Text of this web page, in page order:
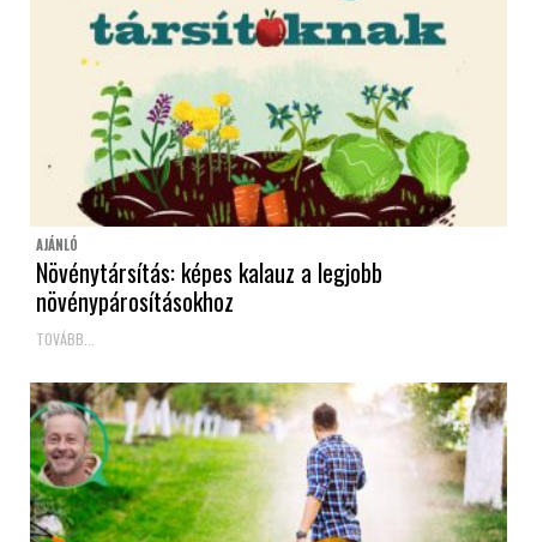
AJÁNLÓ
Növénytársítás: képes kalauz a legjobb
növénypárosításokhoz
TOVÁBB...